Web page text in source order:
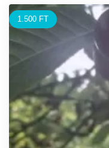
1.500 FT